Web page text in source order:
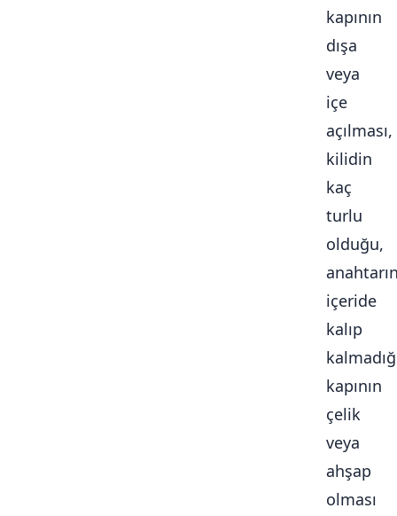
kapının
dışa
veya
içe
açılması,
kilidin
kaç
turlu
olduğu,
içeride
kalıp
kapının
çelik
veya
ahşap
olması